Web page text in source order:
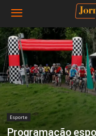
Esporte
Programação